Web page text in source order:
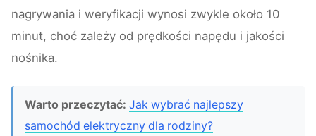
nagrywania i weryfikacji wynosi zwykle około 10
minut, choć zależy od prędkości napędu i jakości
nośnika.
Warto przeczytać: Jak wybrać najlepszy
samochód elektryczny dla rodziny?